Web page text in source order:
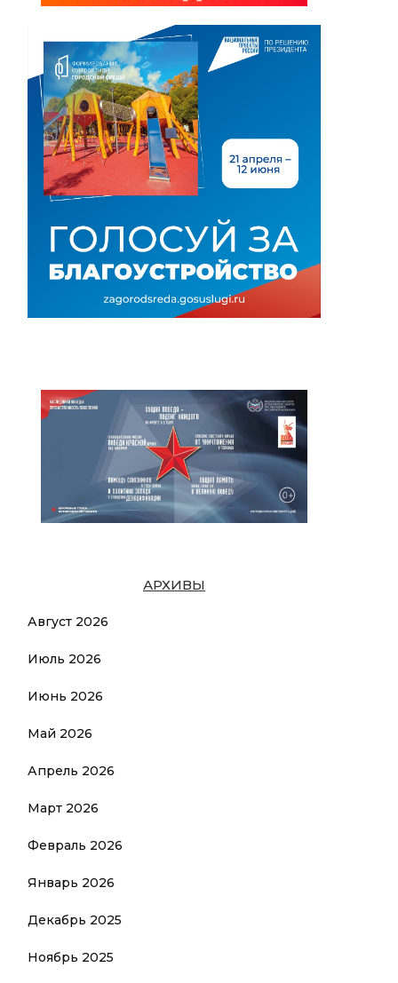
АРХИВЫ
Август 2026
Июль 2026
Июнь 2026
Май 2026
Апрель 2026
Март 2026
Февраль 2026
Январь 2026
Декабрь 2025
Ноябрь 2025